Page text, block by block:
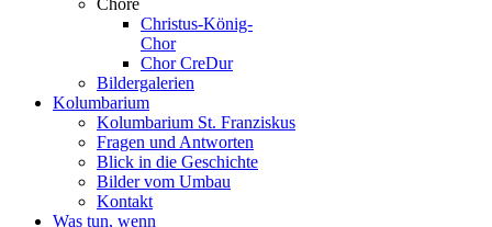
Chöre
Christus-König-
Chor
Chor CreDur
Bildergalerien
Kolumbarium
Kolumbarium St. Franziskus
Fragen und Antworten
Blick in die Geschichte
Bilder vom Umbau
Kontakt
Was tun, wenn